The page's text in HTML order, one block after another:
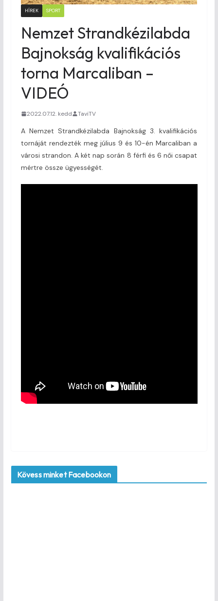
HÍREK SPORT
Nemzet Strandkézilabda
Bajnokság kvalifikációs
torna Marcaliban –
VIDEÓ
2022.07.12. kedd TaviTV
A Nemzet Strandkézilabda Bajnokság 3. kvalifikációs
tornáját rendezték meg július 9 és 10-én Marcaliban a
városi strandon. A két nap során 8 férfi és 6 női csapat
mértre össze ügyességét.
Kövess minket Facebookon